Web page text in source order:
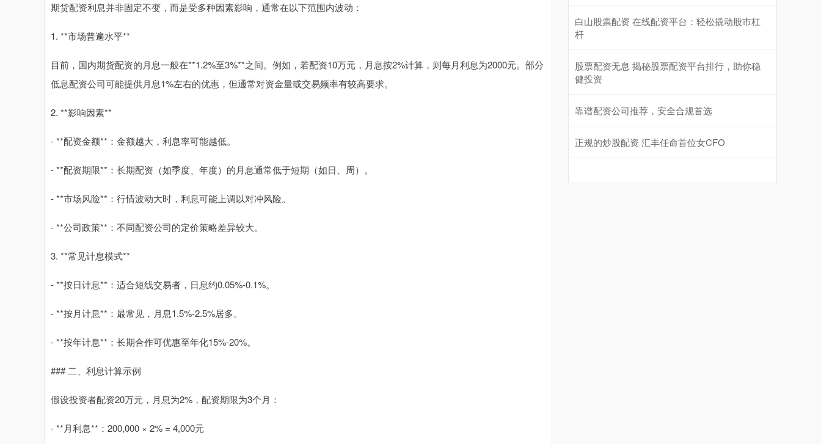
期货配资利息并非固定不变，而是受多种因素影响，通常在以下范围内波动：
1. **市场普遍水平**
目前，国内期货配资的月息一般在**1.2%至3%**之间。例如，若配资10万元，月息按2%计算，则每月利息为2000元。部分
低息配资公司可能提供月息1%左右的优惠，但通常对资金量或交易频率有较高要求。
2. **影响因素**
- **配资金额**：金额越大，利息率可能越低。
- **配资期限**：长期配资（如季度、年度）的月息通常低于短期（如日、周）。
- **市场风险**：行情波动大时，利息可能上调以对冲风险。
- **公司政策**：不同配资公司的定价策略差异较大。
3. **常见计息模式**
- **按日计息**：适合短线交易者，日息约0.05%-0.1%。
- **按月计息**：最常见，月息1.5%-2.5%居多。
- **按年计息**：长期合作可优惠至年化15%-20%。
### 二、利息计算示例
假设投资者配资20万元，月息为2%，配资期限为3个月：
- **月利息**：200,000 × 2% = 4,000元
白山股票配资 在线配资平台：轻松撬动股市杠
杆
股票配资无息 揭秘股票配资平台排行，助你稳
健投资
靠谱配资公司推荐，安全合规首选
正规的炒股配资 汇丰任命首位女CFO